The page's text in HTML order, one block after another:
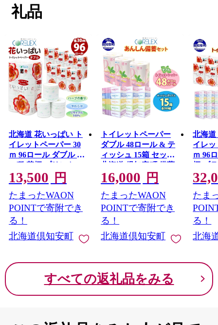
礼品
北海道 花いっぱい ト
イレットペーパー 30
ｍ 96ロール ダブル 全
18種 花柄 プリント ハ
ーブ 香り付き まとめ
買い 防災 常備品 トイ
レ ペーパー リサイク
ル 日用雑貨 消耗品 備
蓄 日用品 生活必需品
倶知安町 福祉用品 フ
ェイシャルティシュ
13,500 円
たまったWAON
POINTで寄附でき
る！
北海道倶知安町
トイレットペーパー
ダブル 48ロール & テ
ィッシュ 15箱 セット
北海道 倶知安町 備蓄
生活応援
16,000 円
たまったWAON
POINTで寄附でき
る！
北海道倶知安町
北海道
イレッ
ｍ 96
柄 ブ
ト ボ
ュ 200
備品
ー ま
クル
品 備
安町
たま
る！
北海
すべての返礼品をみる